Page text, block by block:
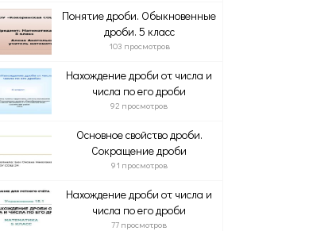
Понятие дроби. Обыкновенные
дроби. 5 класс
103 просмотров
Нахождение дроби от числа и
числа по его дроби
92 просмотров
Основное свойство дроби.
Сокращение дроби
91 просмотров
Нахождение дроби от числа и
числа по его дроби
77 просмотров